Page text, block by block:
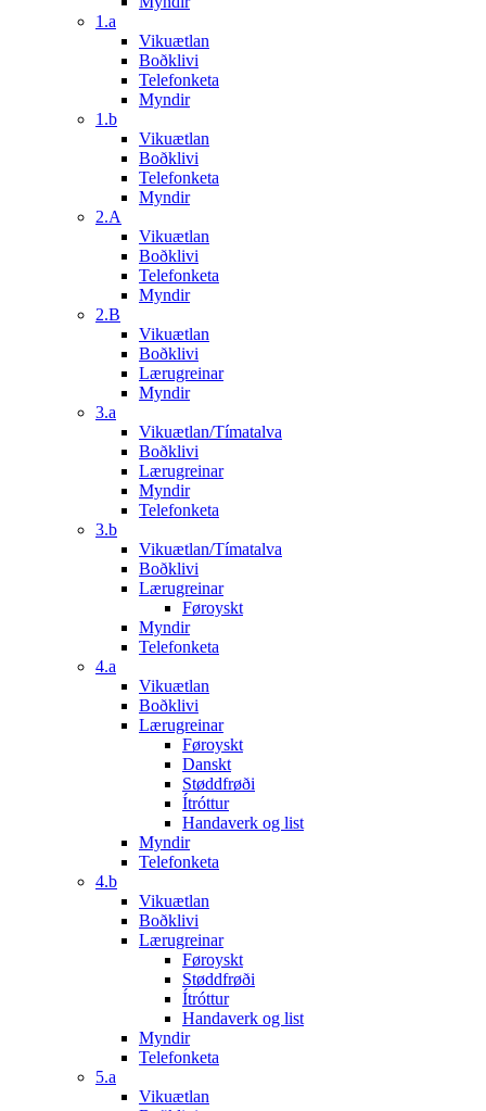
1.a
Vikuætlan
Boðklivi
Telefonketa
Myndir
1.b
Vikuætlan
Boðklivi
Telefonketa
Myndir
2.A
Vikuætlan
Boðklivi
Telefonketa
Myndir
2.B
Vikuætlan
Boðklivi
Lærugreinar
Myndir
3.a
Vikuætlan/Tímatalva
Boðklivi
Lærugreinar
Myndir
Telefonketa
3.b
Vikuætlan/Tímatalva
Boðklivi
Lærugreinar
Føroyskt
Myndir
Telefonketa
4.a
Vikuætlan
Boðklivi
Lærugreinar
Føroyskt
Danskt
Støddfrøði
Ítróttur
Handaverk og list
Myndir
Telefonketa
4.b
Vikuætlan
Boðklivi
Lærugreinar
Føroyskt
Støddfrøði
Ítróttur
Handaverk og list
Myndir
Telefonketa
5.a
Vikuætlan